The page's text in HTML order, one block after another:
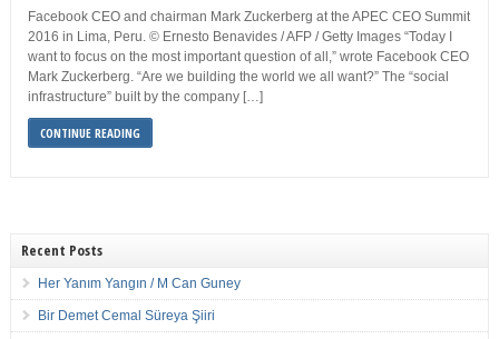
Facebook CEO and chairman Mark Zuckerberg at the APEC CEO Summit
2016 in Lima, Peru. © Ernesto Benavides / AFP / Getty Images “Today I
want to focus on the most important question of all,” wrote Facebook CEO
Mark Zuckerberg. “Are we building the world we all want?” The “social
infrastructure” built by the company […]
CONTINUE READING
Recent Posts
Her Yanım Yangın / M Can Guney
Bir Demet Cemal Süreya Şiiri